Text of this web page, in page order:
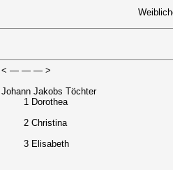
< — — — >
Johann Jakobs Töchter
1 Dorothea
2 Christina
3 Elisabeth